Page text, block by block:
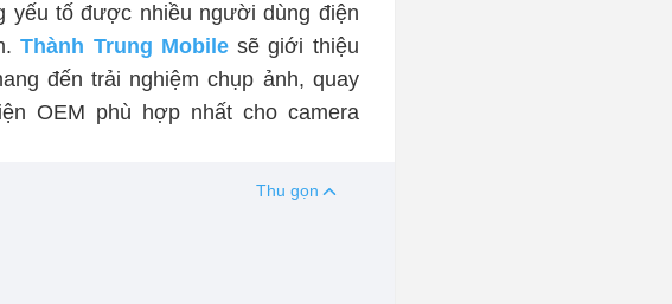
yếu tố được nhiều người dùng điện
Thành Trung Mobilesẽ giới thiệu
đến trải nghiệm chụp ảnh, quay
OEM phù hợp nhất cho camera
Thu gọn